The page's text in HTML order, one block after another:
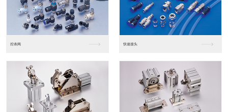
东莞松下PLC 松下人机界面GT07